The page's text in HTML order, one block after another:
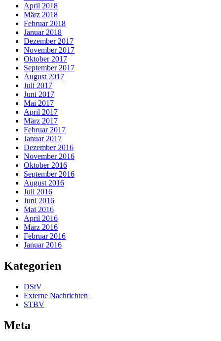
April 2018
März 2018
Februar 2018
Januar 2018
Dezember 2017
November 2017
Oktober 2017
September 2017
August 2017
Juli 2017
Juni 2017
Mai 2017
April 2017
März 2017
Februar 2017
Januar 2017
Dezember 2016
November 2016
Oktober 2016
September 2016
August 2016
Juli 2016
Juni 2016
Mai 2016
April 2016
März 2016
Februar 2016
Januar 2016
Kategorien
DStV
Externe Nachrichten
STBV
Meta